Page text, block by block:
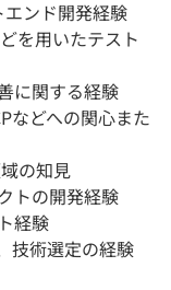
ンド開発経験
を用いたテスト
に関する経験
などへの関心また
の知見
トの開発経験
経験
技術選定の経験